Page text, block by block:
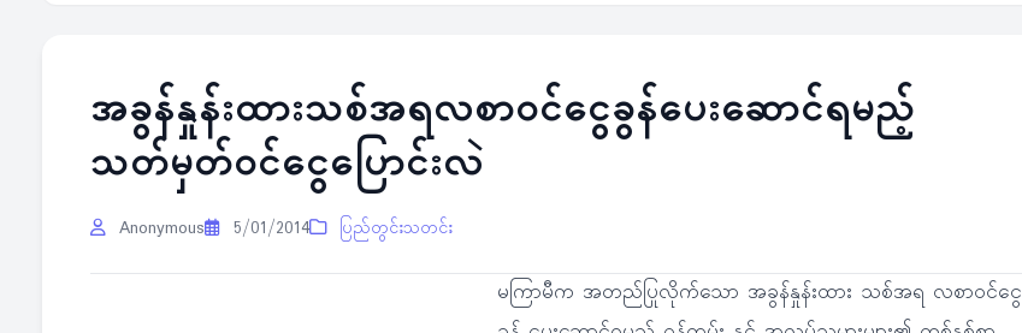
အခွန်နှုန်းထားသစ်အရလစာဝင်ငွေခွန်ပေးဆောင်ရမည့်
သတ်မှတ်ဝင်ငွေပြောင်းလဲ
Anonymous 5/01/2014 ပြည်တွင်းသတင်း
မကြာမီက အတည်ပြုလိုက်သော အခွန်နှုန်းထား သစ်အရ လစာဝင်ငွေ